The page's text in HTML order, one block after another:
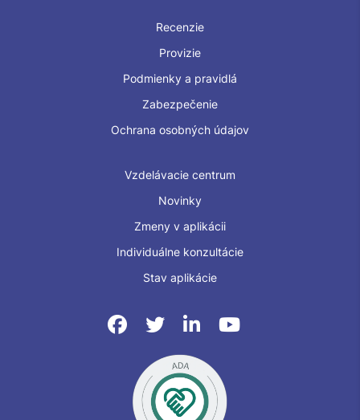
Recenzie
Provizie
Podmienky a pravidlá
Zabezpečenie
Ochrana osobných údajov
Vzdelávacie centrum
Novinky
Zmeny v aplikácii
Individuálne konzultácie
Stav aplikácie